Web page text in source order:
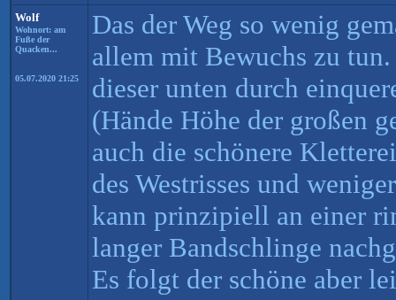
Wolf
Wohnort: am
Fuße der
Quacken...
05.07.2020 21:25
Das der Weg so wenig
allem mit Bewuchs zu
dieser unten durch
(Hände Höhe der großen
auch die schönere
des Westrisses und
kann prinzipiell an einer
langer Bandschlinge
Es folgt der schöne aber